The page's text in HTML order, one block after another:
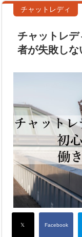
チャットレディ
チャットレ
者が失敗し